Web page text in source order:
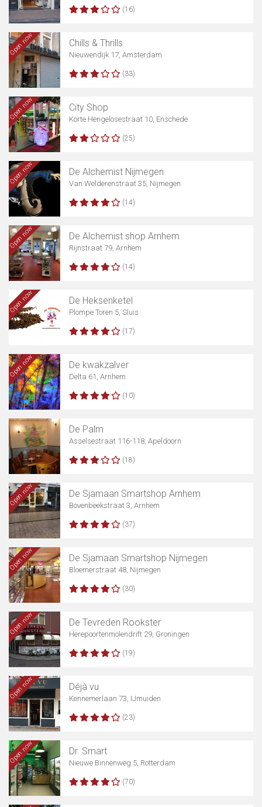
(16)
Open now Chills & Thrills
Nieuwendijk 17, Amsterdam
(33)
Open now City Shop
Korte Hengelosestraat 10, Enschede
(25)
Open now De Alchemist Nijmegen
Van Welderenstraat 35, Nijmegen
(14)
Open now De Alchemist shop Arnhem
Rijnstraat 79, Arnhem
(14)
Open now De Heksenketel
Plompe Toren 5, Sluis
(17)
Open now De kwakzalver
Delta 61, Arnhem
(10)
De Palm
Asselsestraat 116-118, Apeldoorn
(18)
Open now De Sjamaan Smartshop Arnhem
Bovenbeekstraat 3, Arnhem
(37)
Open now De Sjamaan Smartshop Nijmegen
Bloemerstraat 48, Nijmegen
(30)
Open now De Tevreden Rookster
Herepoortenmolendrift 29, Groningen
(19)
Open now Déjà vu
Kennemerlaan 73, IJmuiden
(23)
Open now Dr. Smart
Nieuwe Binnenweg 5, Rotterdam
(70)